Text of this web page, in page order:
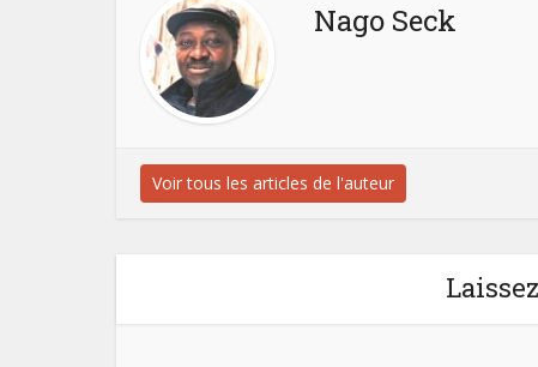
Nago Seck
Voir tous les articles de l'auteur